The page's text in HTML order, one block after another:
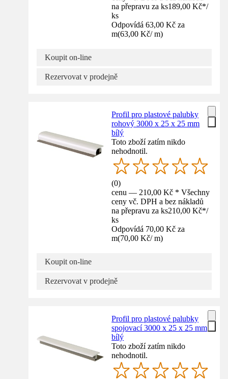
na přepravu za ks189,00 Kč*/
ks
Odpovídá 63,00 Kč za
m(63,00 Kč/ m)
Koupit on-line
Rezervovat v prodejně
Profil pro plastové palubky
rohový 3000 x 25 x 25 mm
bílý
Toto zboží zatím nikdo
nehodnotil.
(0)
cenu — 210,00 Kč * Všechny
ceny vč. DPH a bez nákladů
na přepravu za ks210,00 Kč*/
ks
Odpovídá 70,00 Kč za
m(70,00 Kč/ m)
Koupit on-line
Rezervovat v prodejně
Profil pro plastové palubky
spojovací 3000 x 25 x 25 mm
bílý
Toto zboží zatím nikdo
nehodnotil.